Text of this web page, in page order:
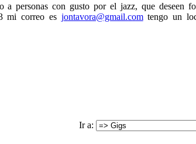
a personas con gusto por el jazz, que deseen
mi correo es jontavora@gmail.comtengo un
Ir a: